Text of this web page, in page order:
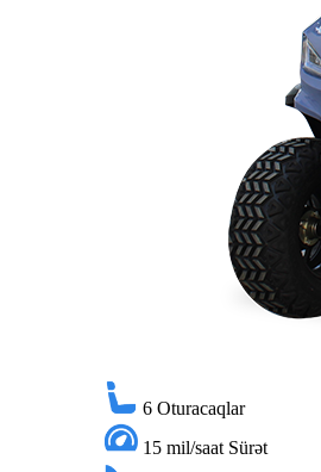
6 Oturacaqlar
15 mil/saat Sürət